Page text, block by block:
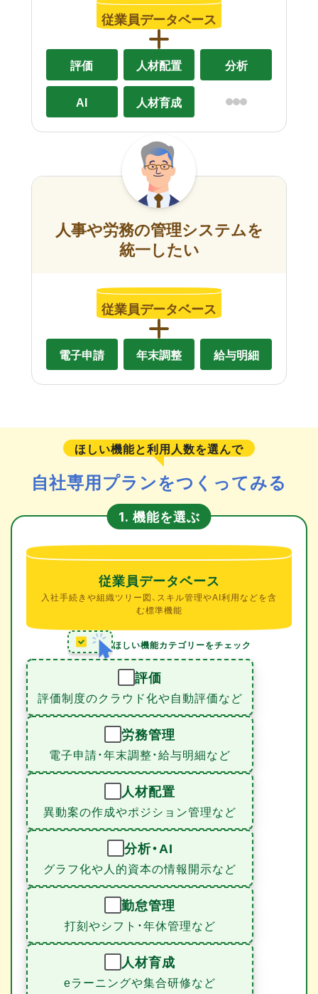
従業員データベース
評価 人材配置 分析
AI 人材育成
人事や労務の管理システムを
統一したい
従業員データベース
電子申請 年末調整 給与明細
ほしい機能と利用人数を選んで
自社専用プランをつくってみる
1. 機能を選ぶ
従業員データベース
入社手続きや組織ツリー図、スキル管理やAI利用などを含
む標準機能
ほしい機能カテゴリーをチェック
評価
評価制度のクラウド化や自動評価など
労務管理
電子申請・年末調整・給与明細など
人材配置
異動案の作成やポジション管理など
分析・AI
グラフ化や人的資本の情報開示など
勤怠管理
打刻やシフト・年休管理など
人材育成
eラーニングや集合研修など